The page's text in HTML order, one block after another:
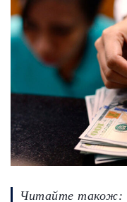
Читайте також: